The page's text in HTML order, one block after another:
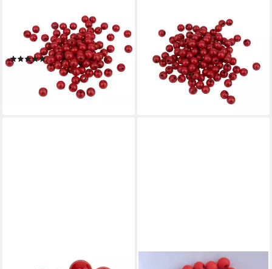
MEYCO HOBBY
Bastelperlen ignore, Ø 8 mm,
85 Stück
(1)
8,77 €
lieferbar - in 3-4 Werktagen bei dir
+5
Bastelperlen ignore, Ø 6 mm,
125 Stück
5,99 €
lieferbar - in 3-4 Werktagen bei dir
+5
KOPPER-24